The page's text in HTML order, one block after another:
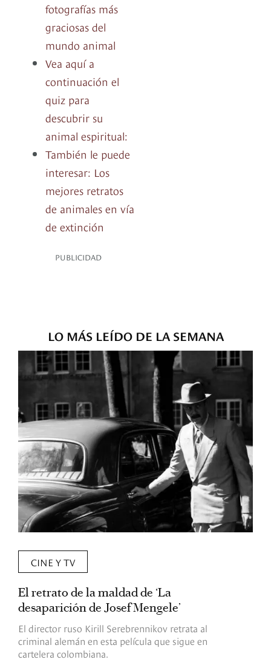
fotografías más
graciosas del
mundo animal
Vea aquí a
continuación el
quiz para
descubrir su
animal espiritual:
También le puede
interesar: Los
mejores retratos
de animales en vía
de extinción
PUBLICIDAD
LO MÁS LEÍDO DE LA SEMANA
CINE Y TV
El retrato de la maldad de ‘La
desaparición de Josef Mengele’
El director ruso Kirill Serebrennikov retrata al
criminal alemán en esta película que sigue en
cartelera colombiana.